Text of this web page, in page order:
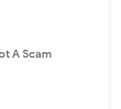
A Scam